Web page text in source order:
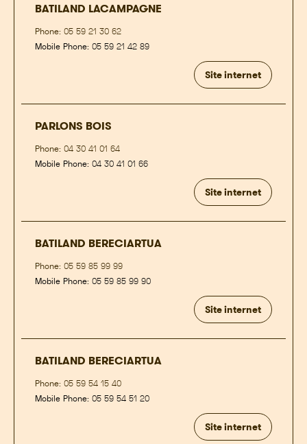
BATILAND LACAMPAGNE
Phone: 05 59 21 30 62
Mobile Phone: 05 59 21 42 89
Site internet
PARLONS BOIS
Phone: 04 30 41 01 64
Mobile Phone: 04 30 41 01 66
Site internet
BATILAND BERECIARTUA
Phone: 05 59 85 99 99
Mobile Phone: 05 59 85 99 90
Site internet
BATILAND BERECIARTUA
Phone: 05 59 54 15 40
Mobile Phone: 05 59 54 51 20
Site internet